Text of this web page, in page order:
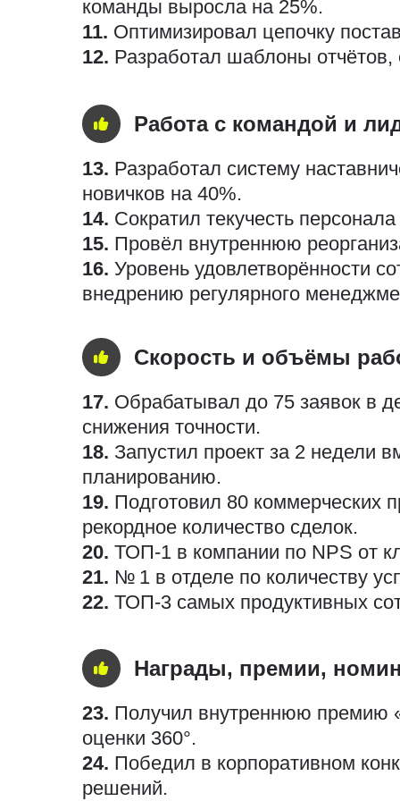
команды выросла на 25%.
11. Оптимизировал цепочку
12. Разработал шаблоны отчётов,
13. Разработал систему
новичков на 40%.
14. Сократил текучесть
15. Провёл внутреннюю
16. Уровень удовлетворённости
внедрению регулярного
Работа с командой и
17. Обрабатывал до 75 заявок в
снижения точности.
18. Запустил проект за 2 недели
планированию.
19. Подготовил 80 коммерческих
рекордное количество сделок.
20. ТОП-1 в компании по NPS от
21. № 1 в отделе по количеству
22. ТОП-3 самых продуктивных
Скорость и объёмы
23. Получил внутреннюю премию
оценки 360°.
24. Победил в корпоративном
решений.
Награды, премии,